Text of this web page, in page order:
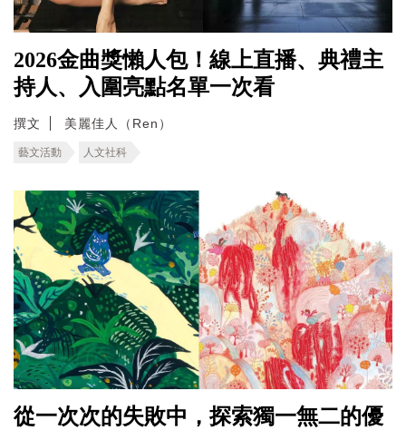
2026金曲獎懶人包！線上直播、典禮主
持人、入圍亮點名單一次看
撰文 美麗佳人（Ren）
藝文活動 人文社科
從一次次的失敗中，探索獨一無二的優